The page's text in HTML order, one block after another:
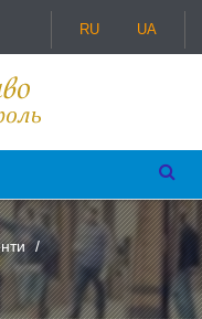
RU UA